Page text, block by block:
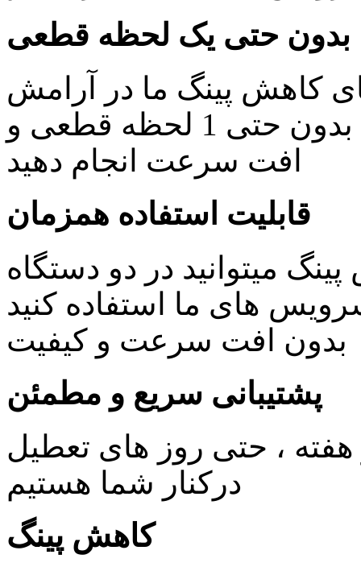
بدون حتی یک لحظه قطعی
کاهش پینگ ما در آرامش
خاطر کار های روزمره خود را بدون حتی 1 لحظه قطعی و
افت سرعت انجام دهید
قابلیت استفاده همزمان
میتوانید در دو دستگاه
های ما استفاده کنید
بدون افت سرعت و کیفیت
پشتیبانی سریع و مطمئن
24 ساعته در 7 روز هفته ، حتی روز های تعطیل
درکنار شما هستیم
کاهش پینگ